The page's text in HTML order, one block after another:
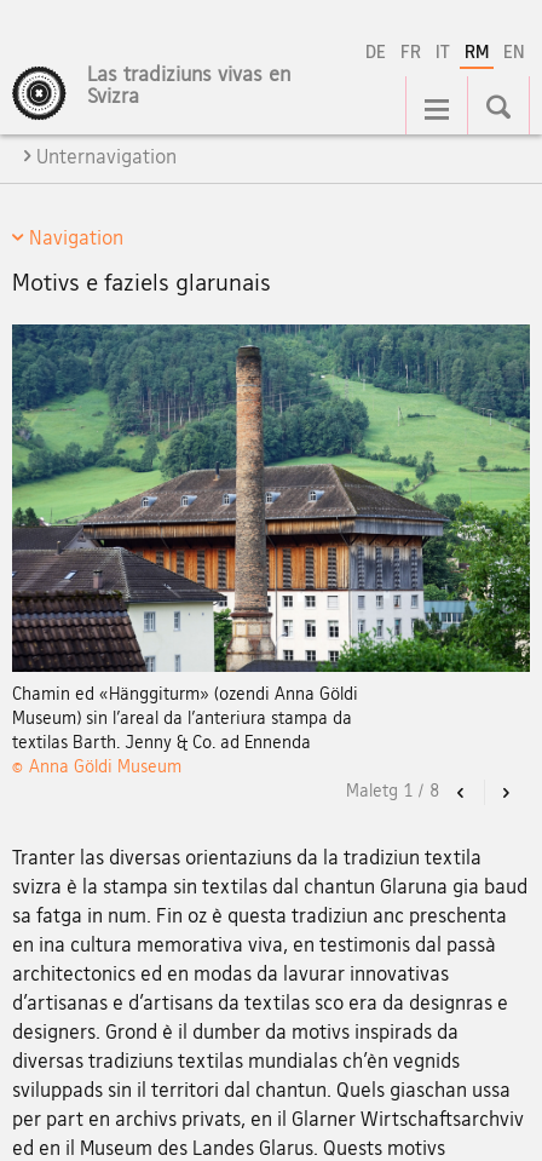
DE FR IT RM EN
Las tradiziuns vivas en
Svizra
Hauptnavigation
Unternavigation
Navigation
Motivs e faziels glarunais
Chamin ed «Hänggiturm» (ozendi Anna Göldi
Museum) sin l’areal da l’anteriura stampa da
textilas Barth. Jenny & Co. ad Ennenda
© Anna Göldi Museum
Previous
Maletg 1 / 8
Tranter las diversas orientaziuns da la tradiziun textila
svizra è la stampa sin textilas dal chantun Glaruna gia baud
sa fatga in num. Fin oz è questa tradiziun anc preschenta
en ina cultura memorativa viva, en testimonis dal passà
architectonics ed en modas da lavurar innovativas
d’artisanas e d’artisans da textilas sco era da designras e
designers. Grond è il dumber da motivs inspirads da
diversas tradiziuns textilas mundialas ch’èn vegnids
sviluppads sin il territori dal chantun. Quels giaschan ussa
per part en archivs privats, en il Glarner Wirtschaftsarchviv
ed en il Museum des Landes Glarus. Quests motivs